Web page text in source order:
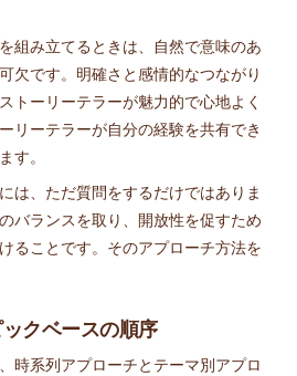
組み立てるときは、自然で意味のあ
欠です。明確さと感情的なつながり
トーリーテラーが魅力的で心地よく
リーテラーが自分の経験を共有でき
す。
は、ただ質問をするだけではありま
バランスを取り、開放性を促すため
ることです。そのアプローチ方法を
クベースの順序
時系列アプローチとテーマ別アプロ